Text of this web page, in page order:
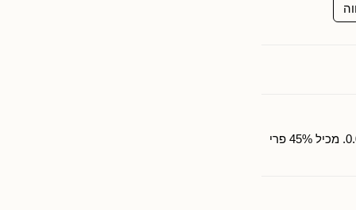
תפוחים 67%, סוכר, מיץ לימון, קינמון 0.002. מכיל 45% פרי